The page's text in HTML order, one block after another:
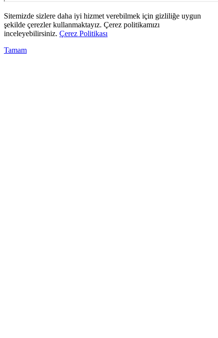
Sitemizde sizlere daha iyi hizmet verebilmek için gizliliğe uygun
şekilde çerezler kullanmaktayız. Çerez politikamızı
inceleyebilirsiniz. Çerez Politikası
Tamam